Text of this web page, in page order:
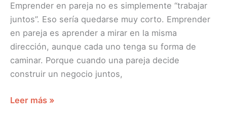
Emprender en pareja no es simplemente “trabajar
juntos”. Eso sería quedarse muy corto. Emprender
en pareja es aprender a mirar en la misma
dirección, aunque cada uno tenga su forma de
caminar. Porque cuando una pareja decide
construir un negocio juntos,
Leer más »